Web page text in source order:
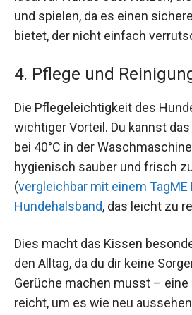
und spielen, da es einen
bietet, der nicht einfach
4. Pflege und
Die Pflegeleichtigkeit des
wichtiger Vorteil. Du kannst
bei 40°C in der
hygienisch sauber und frisch
(vergleichbar mit einem TagME
Hundehalsband, das leicht zu
Dies macht das Kissen
den Alltag, da du dir keine
Gerüche machen musst –
reicht, um es wie neu